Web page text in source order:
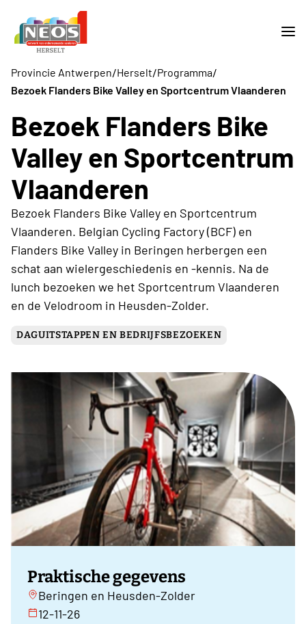
Provincie Antwerpen/Herselt/Programma/
Bezoek Flanders Bike Valley en Sportcentrum Vlaanderen
Bezoek Flanders Bike
Valley en Sportcentrum
Vlaanderen
Bezoek Flanders Bike Valley en Sportcentrum
Vlaanderen. Belgian Cycling Factory (BCF) en
Flanders Bike Valley in Beringen herbergen een
schat aan wielergeschiedenis en -kennis. Na de
lunch bezoeken we het Sportcentrum Vlaanderen
en de Velodroom in Heusden-Zolder.
DAGUITSTAPPEN EN BEDRIJFSBEZOEKEN
Praktische gegevens
Beringen en Heusden-Zolder
12-11-26